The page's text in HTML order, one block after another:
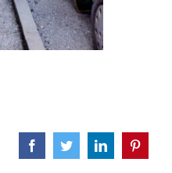
FacebookTwitterLinkedIn